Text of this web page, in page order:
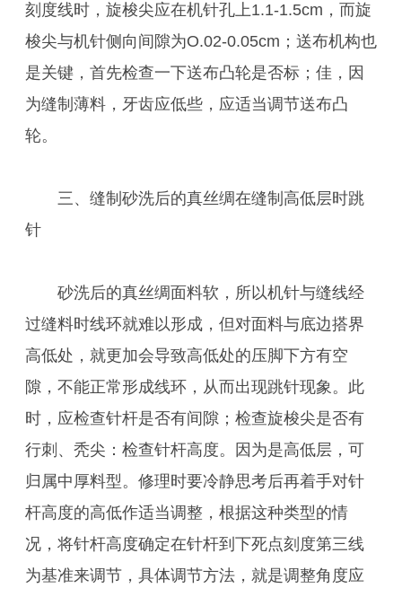
刻度线时，旋梭尖应在机针孔上1.1-1.5cm，而旋
梭尖与机针侧向间隙为O.02-0.05cm；送布机构也
是关键，首先检查一下送布凸轮是否标；佳，因
为缝制薄料，牙齿应低些，应适当调节送布凸
轮。
三、缝制砂洗后的真丝绸在缝制高低层时跳
针
砂洗后的真丝绸面料软，所以机针与缝线经
过缝料时线环就难以形成，但对面料与底边搭界
高低处，就更加会导致高低处的压脚下方有空
隙，不能正常形成线环，从而出现跳针现象。此
时，应检查针杆是否有间隙；检查旋梭尖是否有
行刺、秃尖：检查针杆高度。因为是高低层，可
归属中厚料型。修理时要冷静思考后再着手对针
杆高度的高低作适当调整，根据这种类型的情
况，将针杆高度确定在针杆到下死点刻度第三线
为基准来调节，具体调节方法，就是调整角度应